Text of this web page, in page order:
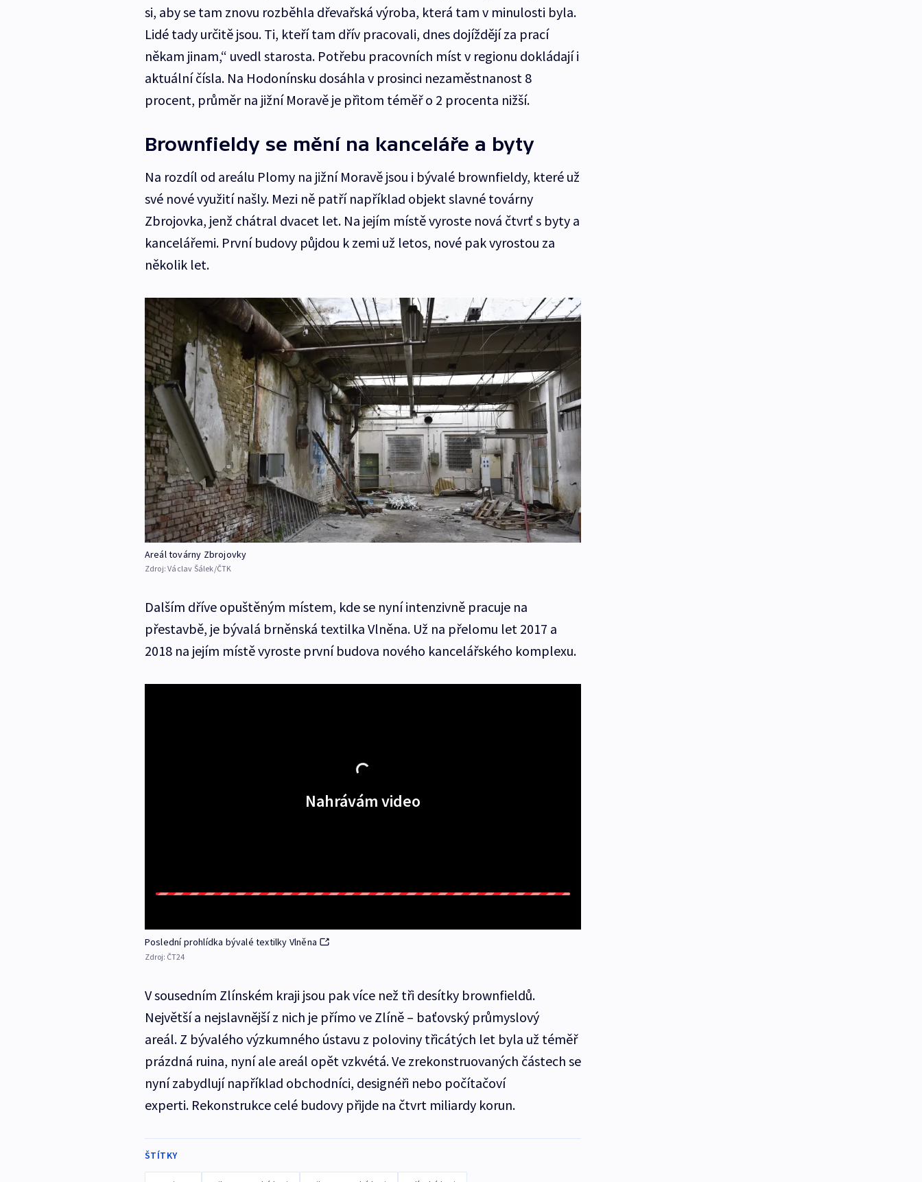
si, aby se tam znovu rozběhla dřevařská výroba, která tam v minulosti byla.
Lidé tady určitě jsou. Ti, kteří tam dřív pracovali, dnes dojíždějí za prací
někam jinam,“ uvedl starosta. Potřebu pracovních míst v regionu dokládají i
aktuální čísla. Na Hodonínsku dosáhla v prosinci nezaměstnanost 8
procent, průměr na jižní Moravě je přitom téměř o 2 procenta nižší.
Brownfieldy se mění na kanceláře a byty
Na rozdíl od areálu Plomy na jižní Moravě jsou i bývalé brownfieldy, které už
své nové využití našly. Mezi ně patří například objekt slavné továrny
Zbrojovka, jenž chátral dvacet let. Na jejím místě vyroste nová čtvrť s byty a
kancelářemi. První budovy půjdou k zemi už letos, nové pak vyrostou za
několik let.
Areál továrny Zbrojovky
Zdroj:Václav Šálek/ČTK
Dalším dříve opuštěným místem, kde se nyní intenzivně pracuje na
přestavbě, je bývalá brněnská textilka Vlněna. Už na přelomu let 2017 a
2018 na jejím místě vyroste první budova nového kancelářského komplexu.
Nahrávám video
Poslední prohlídka bývalé textilky Vlněna
Zdroj: ČT24
V sousedním Zlínském kraji jsou pak více než tři desítky brownfieldů.
Největší a nejslavnější z nich je přímo ve Zlíně – baťovský průmyslový
areál. Z bývalého výzkumného ústavu z poloviny třicátých let byla už téměř
prázdná ruina, nyní ale areál opět vzkvétá. Ve zrekonstruovaných částech se
nyní zabydlují například obchodníci, designéři nebo počítačoví
experti. Rekonstrukce celé budovy přijde na čtvrt miliardy korun.
ŠTÍTKY